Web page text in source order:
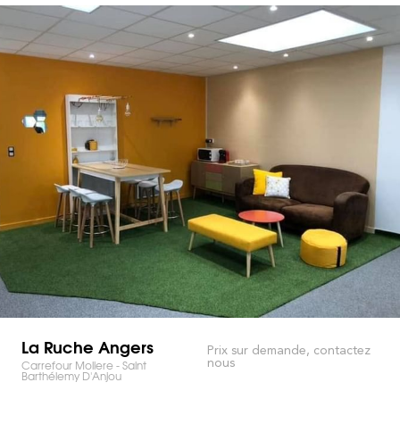
La Ruche Angers
Carrefour Moliere - Saint
Barthélemy D'Anjou
Prix sur demande, contactez
nous